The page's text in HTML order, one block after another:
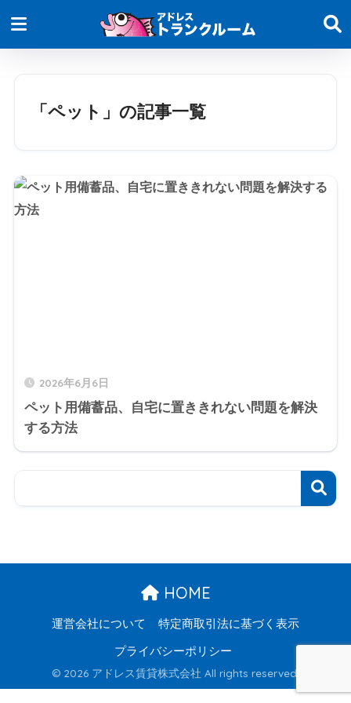
「ペット」の記事一覧
2026年6月6日
ペット用備蓄品、自宅に置ききれない問題を解決
する方法
HOME
運営会社について 特定商取引法に基づく表示
プライバシーポリシー
© 2026 アドレス賃貸株式会社 All rights reserved.